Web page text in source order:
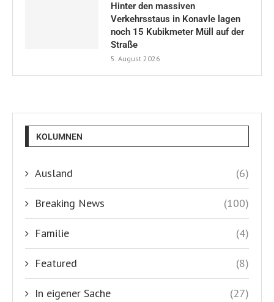
Hinter den massiven
Verkehrsstaus in Konavle lagen
noch 15 Kubikmeter Müll auf der
Straße
5. August 2026
KOLUMNEN
Ausland (6)
Breaking News (100)
Familie (4)
Featured (8)
In eigener Sache (27)